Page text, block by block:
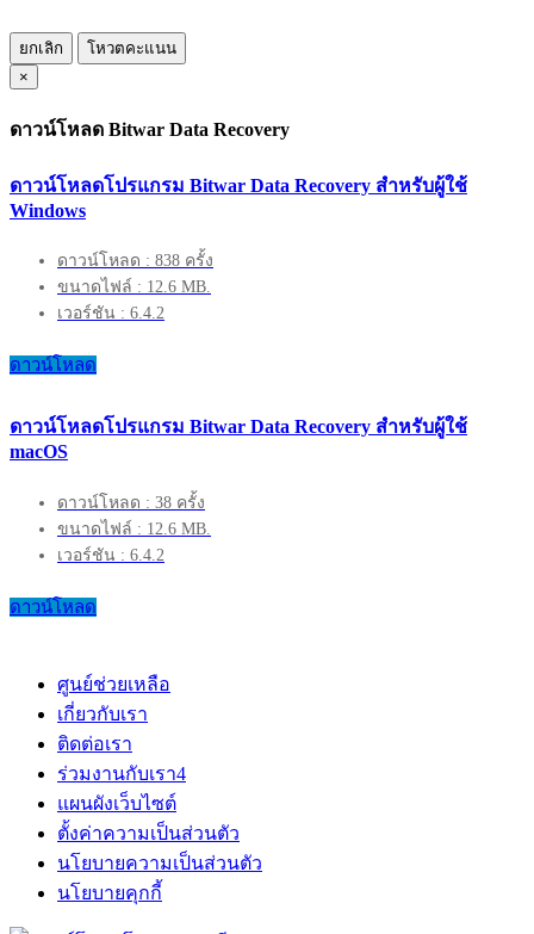
ยกเลิก
โหวตคะแนน
×
ดาวน์โหลด Bitwar Data Recovery
ดาวน์โหลดโปรแกรม Bitwar Data Recovery สำหรับผู้ใช้
Windows
ดาวน์โหลด : 838 ครั้ง
ขนาดไฟล์ : 12.6 MB.
เวอร์ชัน : 6.4.2
ดาวน์โหลด
ดาวน์โหลดโปรแกรม Bitwar Data Recovery สำหรับผู้ใช้
macOS
ดาวน์โหลด : 38 ครั้ง
ขนาดไฟล์ : 12.6 MB.
เวอร์ชัน : 6.4.2
ดาวน์โหลด
ศูนย์ช่วยเหลือ
เกี่ยวกับเรา
ติดต่อเรา
ร่วมงานกับเรา4
แผนผังเว็บไซต์
ตั้งค่าความเป็นส่วนตัว
นโยบายความเป็นส่วนตัว
นโยบายคุกกี้